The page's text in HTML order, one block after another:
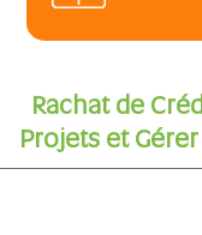
Rachat de
Projets et